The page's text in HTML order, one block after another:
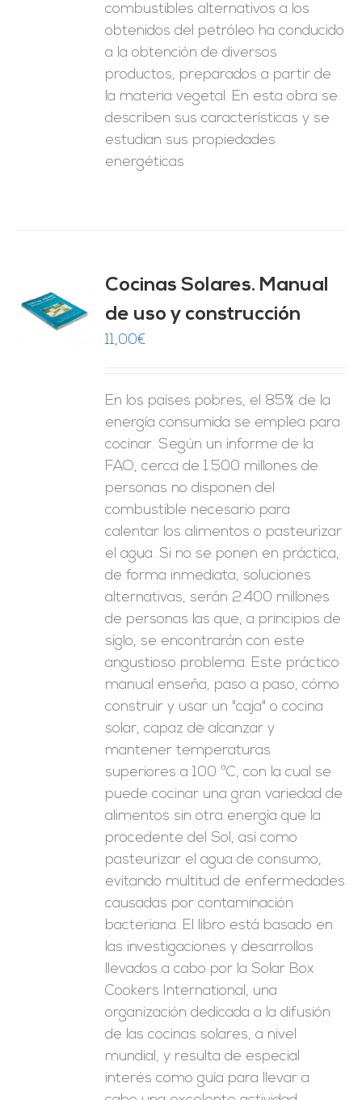
combustibles alternativos a los
obtenidos del petróleo ha conducido
a la obtención de diversos
productos, preparados a partir de
la materia vegetal. En esta obra se
describen sus características y se
estudian sus propiedades
energéticas
Cocinas Solares. Manual
de uso y construcción
11,00€
En los países pobres, el 85% de la
energía consumida se emplea para
cocinar. Según un informe de la
FAO, cerca de 1.500 millones de
personas no disponen del
combustible necesario para
calentar los alimentos o pasteurizar
el agua. Si no se ponen en práctica,
de forma inmediata, soluciones
alternativas, serán 2.400 millones
de personas las que, a principios de
siglo, se encontrarán con este
angustioso problema. Este práctico
manual enseña, paso a paso, cómo
construir y usar un "caja" o cocina
solar, capaz de alcanzar y
mantener temperaturas
superiores a 100 ºC, con la cual se
puede cocinar una gran variedad de
alimentos sin otra energía que la
procedente del Sol, así como
pasteurizar el agua de consumo,
evitando multitud de enfermedades
causadas por contaminación
bacteriana. El libro está basado en
las investigaciones y desarrollos
llevados a cabo por la Solar Box
Cookers International, una
organización dedicada a la difusión
de las cocinas solares, a nivel
mundial, y resulta de especial
interés como guía para llevar a